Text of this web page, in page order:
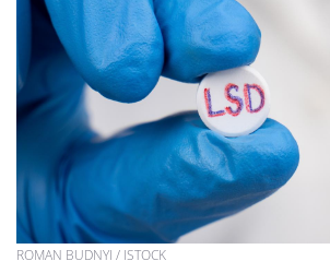
ROMAN BUDNYI / ISTOCK